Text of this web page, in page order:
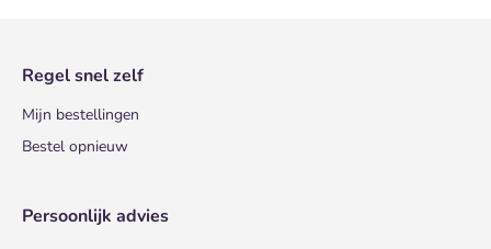
Regel snel zelf
Mijn bestellingen
Bestel opnieuw
Persoonlijk advies